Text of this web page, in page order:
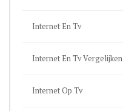
Internet En Tv
Internet En Tv Vergelijken
Internet Op Tv